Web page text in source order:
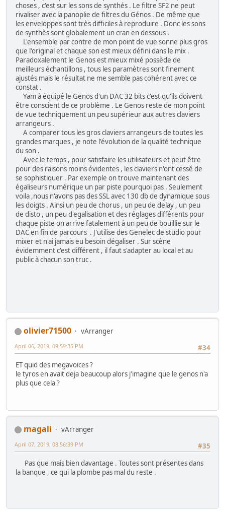
choses , c'est sur les sons de synthés . Le filtre SF2 ne peut
rivaliser avec la panoplie de filtres du Génos . De même que
les enveloppes sont très difficiles à reproduire . Donc les sons
de synthès sont globalement un cran en dessous .
L'ensemble par contre de mon point de vue sonne plus gros
que l'original et chaque son est mieux défini dans le mix .
Paradoxalement le Genos est mieux mixé possède de
meilleurs échantillons , tous les paramètres sont finement
ajustés mais le résultat ne me semble pas cohérent avec ce
constat .
Yam à équipé le Genos d'un DAC 32 bits c'est qu'ils doivent
être conscient de ce problème . Le Genos reste de mon point
de vue techniquement un peu supérieur aux autres claviers
arrangeurs .
A comparer tous les gros claviers arrangeurs de toutes les
grandes marques , je note l'évolution de la qualité technique
du son .
Avec le temps , pour satisfaire les utilisateurs et peut être
pour des raisons moins évidentes , les claviers n'ont cessé de
se sophistiquer . Par exemple on trouve maintenant des
égaliseurs numérique un par piste pourquoi pas . Seulement
voila ,nous n'avons pas des SSL avec 130 db de dynamique sous
les doigts . Ainsi un peu de chorus , un peu de delay , un peu
de disto , un peu d'egalisation et des réglages différents pour
chaque piste on arrive fatalement à un peu de bouillie sur le
DAC en fin de parcours . J'utilise des Genelec de studio pour
mixer et n'ai jamais eu besoin dégaliser . Sur scène
évidemment c'est différent , il faut s'adapter au local et au
public à chacun son truc .
olivier71500
vArranger
#34
April 06, 2019, 09:59:35 PM
ET quid des megavoices ?
le tyros en avait deja beaucoup alors j'imagine que le genos n'a
plus que cela ?
magali
vArranger
#35
April 07, 2019, 08:56:39 PM
Pas que mais bien davantage . Toutes sont présentes dans
la banque , ce qui la plombe pas mal du reste .